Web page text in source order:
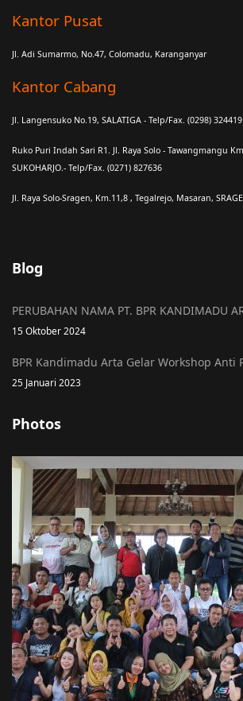
Kantor Pusat
Jl. Adi Sumarmo, No.47, Colomadu, Karanganyar
Kantor Cabang
Jl. Langensuko No.19, SALATIGA - Telp/Fax. (0298) 324419
Ruko Puri Indah Sari R1. Jl. Raya Solo - Tawangmangu
SUKOHARJO.- Telp/Fax. (0271) 827636
Jl. Raya Solo-Sragen, Km.11,8 , Tegalrejo, Masaran,
Blog
PERUBAHAN NAMA PT. BPR KANDIMADU
15 Oktober 2024
BPR Kandimadu Arta Gelar Workshop Anti
25 Januari 2023
Photos